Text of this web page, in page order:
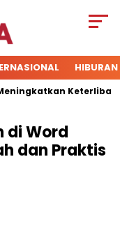
HIBURAN
Keterlibatan
di Word
dan Praktis